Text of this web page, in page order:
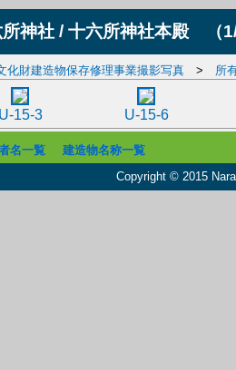
神社 / 十六所神社本殿 （
化財建造物保存修理事業撮影写真 > 所
U-15-3 U-15-6
名一覧
建造物名称一覧
Copyright © 2015